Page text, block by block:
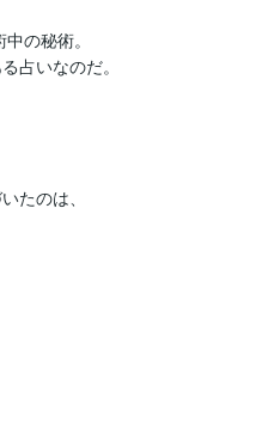
の秘術。
占いなのだ。
たのは、